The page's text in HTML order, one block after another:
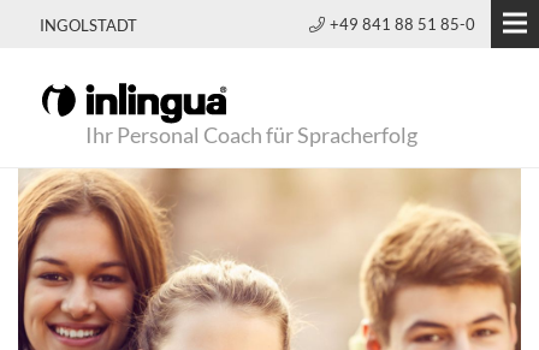
INGOLSTADT +49 841 88 51 85-0
Ihr Personal Coach für Spracherfolg